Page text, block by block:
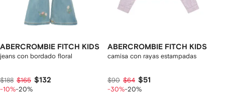
ABERCROMBIE FITCH KIDS
jeans con bordado floral
$188 $165 $132
-10%-20%
ABERCROMBIE FITCH KIDS
camisa con rayas estampadas
$90 $64 $51
-30%-20%